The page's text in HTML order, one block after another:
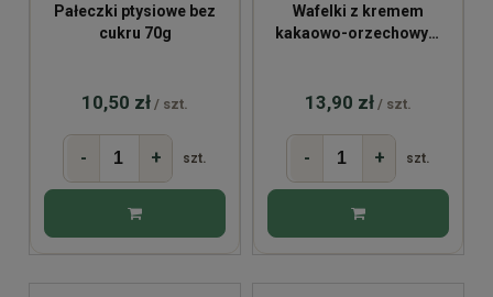
Pałeczki ptysiowe bez
cukru 70g
10,50 zł / szt.
- + szt.
Wafelki z kremem
kakaowo-orzechowym
13,90 zł / szt.
- + szt.